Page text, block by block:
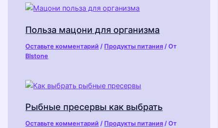
Польза мацони для организма
Оставьте комментарий / Продукты питания / От
Blstone
Рыбные пресервы как выбрать
Оставьте комментарий / Продукты питания / От